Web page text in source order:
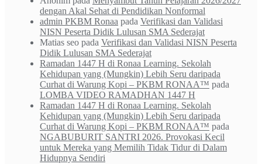
dengan Akal Sehat di Pendidikan Nonformal
admin PKBM Ronaa pada Verifikasi dan Validasi
NISN Peserta Didik Lulusan SMA Sederajat
Matias seo pada Verifikasi dan Validasi NISN Peserta
Didik Lulusan SMA Sederajat
Ramadan 1447 H di Ronaa Learning. Sekolah
Kehidupan yang (Mungkin) Lebih Seru daripada
Curhat di Warung Kopi – PKBM RONAA™ pada
LOMBA VIDEO RAMADHAN 1447 H
Ramadan 1447 H di Ronaa Learning. Sekolah
Kehidupan yang (Mungkin) Lebih Seru daripada
Curhat di Warung Kopi – PKBM RONAA™ pada
NGABUBURIT SANTRI 2026. Provokasi Kecil
untuk Mereka yang Memilih Tidak Tidur di Dalam
Hidupnya Sendiri